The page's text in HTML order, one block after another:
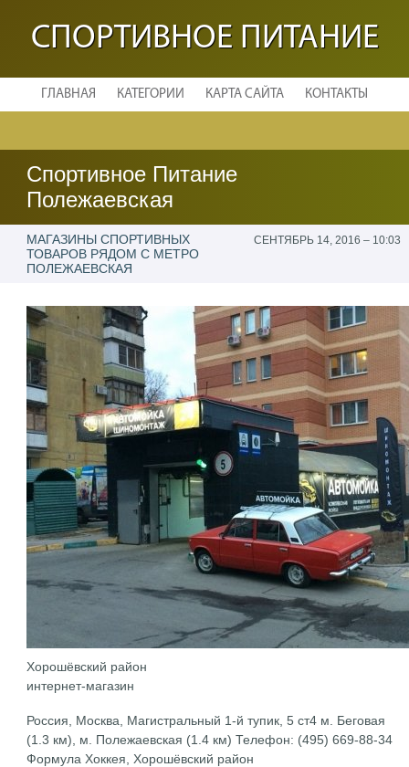
СПОРТИВНОЕ ПИТАНИЕ
ГЛАВНАЯ КАТЕГОРИИ КАРТА САЙТА КОНТАКТЫ
Спортивное Питание
Полежаевская
МАГАЗИНЫ СПОРТИВНЫХ
ТОВАРОВ РЯДОМ С МЕТРО
ПОЛЕЖАЕВСКАЯ
СЕНТЯБРЬ 14, 2016 – 10:03
Хорошёвский район
интернет-магазин
Россия, Москва, Магистральный 1-й тупик, 5 ст4 м. Беговая
(1.3 км), м. Полежаевская (1.4 км) Телефон: (495) 669-88-34
Формула Хоккея, Хорошёвский район